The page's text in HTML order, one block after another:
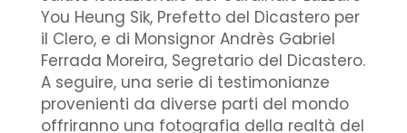
You Heung Sik, Prefetto del Dicastero per
il Clero, e di Monsignor Andrès Gabriel
Ferrada Moreira, Segretario del Dicastero.
A seguire, una serie di testimonianze
provenienti da diverse parti del mondo
offriranno una fotografia della realtà del